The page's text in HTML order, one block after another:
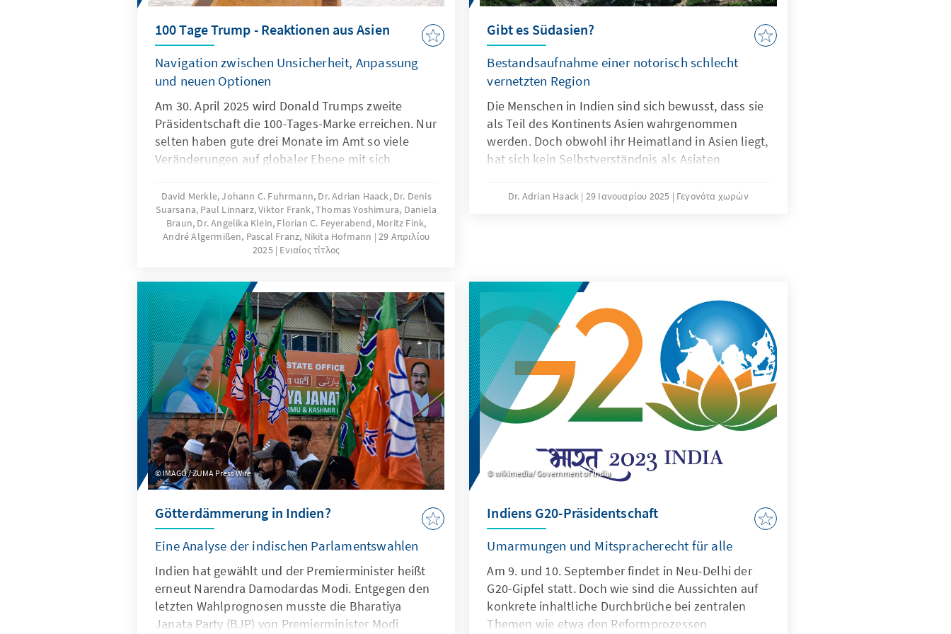
Handlungsfähigkeit zu demonstrieren – doch das
ist kein Selbstläufer.
100 Tage Trump - Reaktionen aus Asien
Navigation zwischen Unsicherheit, Anpassung
und neuen Optionen
Am 30. April 2025 wird Donald Trumps zweite
Präsidentschaft die 100-Tages-Marke erreichen. Nur
selten haben gute drei Monate im Amt so viele
Veränderungen auf globaler Ebene mit sich
Dringlichkeit reagieren Länder auf der ganzen Welt
auf diese Veränderungen. Dies hat auch Folgen für
Deutschland und die Europäische Union. Die
Auslandsmitarbeiter der Konrad-Adenauer-Stiftung
welche Strategien in der Region gewählt werden,
um der veränderten Situation zu begegnen. Wie
bewerten diese Länder die neue US-Regierung
unter Präsident Trump? Welche Konsequenzen
ziehen sie daraus für ihre wirtschaftlichen sowie
außen- und sicherheitspolitischen Beziehungen zu
den USA?
David Merkle, Johann C. Fuhrmann, Dr. Adrian Haack, Dr. Denis
Suarsana, Paul Linnarz, Viktor Frank, Thomas Yoshimura, Daniela
Braun, Dr. Angelika Klein, Florian C. Feyerabend, Moritz Fink,
André Algermißen, Pascal Franz, Nikita Hofmann
29 Απριλίου
2025 Ενιαίος τίτλος
Gibt es Südasien?
Bestandsaufnahme einer notorisch schlecht
vernetzten Region
Die Menschen in Indien sind sich bewusst, dass sie
als Teil des Kontinents Asien wahrgenommen
werden. Doch obwohl ihr Heimatland in Asien liegt,
hat sich kein Selbstverständnis als Asiaten
gehen, dann meint dies die chinesische oder
nicht auf die Republik Indien zu reduzieren.
Südasien wird als geografischer Raum in
Deutschland vielfach unterschätzt. Während der
Fokus darauf gerichtet ist, wann Afrika die 2 Mrd.-
Marke erreicht, leben in Südasien bereits 2,02 Mrd.
Menschen, wenn man Indien, Pakistan,
Bangladesch, Myanmar, Afghanistan, Sri Lanka,
Nepal, Bhutan und die Malediven
zusammenrechnet . Doch kann man diese Staaten
überhaupt als Südasien titulieren? Der
nachfolgende Länderbericht ist ein Realitätscheck
eines Begriffs.
Dr. Adrian Haack 29 Ιανουαρίου 2025 Γεγονότα χωρών
IMAGO / ZUMA Press Wire
Götterdämmerung in Indien?
Eine Analyse der indischen Parlamentswahlen
Indien hat gewählt und der Premierminister heißt
erneut Narendra Damodardas Modi. Entgegen den
letzten Wahlprognosen musste die Bharatiya
Janata Party (BJP) von Premierminister Modi
wikimedia/ Government of India
Indiens G20-Präsidentschaft
Umarmungen und Mitspracherecht für alle
Am 9. und 10. September findet in Neu-Delhi der
G20-Gipfel statt. Doch wie sind die Aussichten auf
konkrete inhaltliche Durchbrüche bei zentralen
Themen wie etwa den Reformprozessen